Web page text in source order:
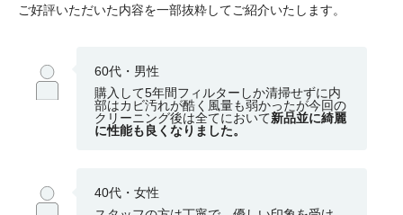
ご好評いただいた内容を一部抜粋してご紹介いたします。
60代・男性
購入して5年間フィルターしか清掃せずに内
部はカビ汚れが酷く風量も弱かったが今回の
クリーニング後は全てにおいて新品並に綺麗
に性能も良くなりました。
40代・女性